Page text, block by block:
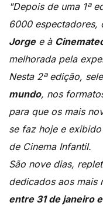
"Depois de uma 1ª
6000 espectadores,
Jorgee à
melhorada pela
Nesta 2ª edição,
mundo, nos
para que os mais
se faz hoje e
de Cinema Infantil.
São nove dias,
dedicados aos mais
entre 31 de janeiro